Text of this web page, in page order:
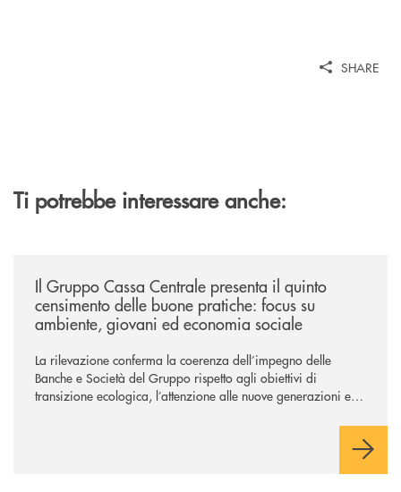
SHARE
Ti potrebbe interessare anche:
Il Gruppo Cassa Centrale presenta il quinto
censimento delle buone pratiche: focus su
ambiente, giovani ed economia sociale
La rilevazione conferma la coerenza dell’impegno delle
Banche e Società del Gruppo rispetto agli obiettivi di
transizione ecologica, l’attenzione alle nuove generazioni e
attori chiave delle comunità locali. Installate 246 colonnine di